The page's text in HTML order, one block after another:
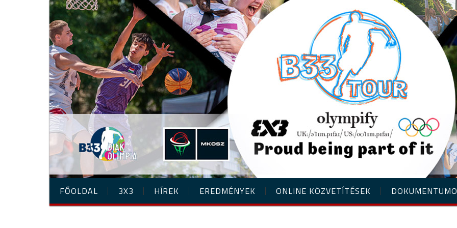
FŐOLDAL 3X3 HÍREK EREDMÉNYEK ONLINE KÖZVETÍTÉSEK